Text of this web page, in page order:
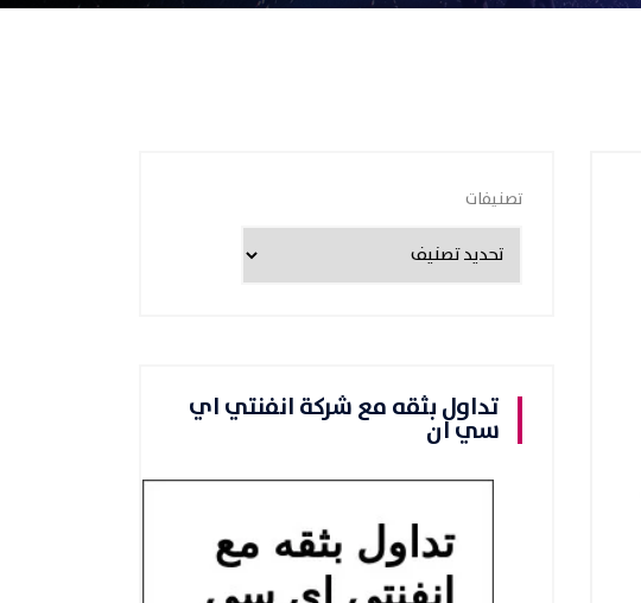
تصنيفات
تداول بثقه مع شركة انفنتي اي
سي ان